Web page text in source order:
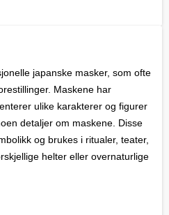
japanske masker, som ofte
Maskene har
ulike karakterer og figurer
detaljer om maskene. Disse
og brukes i ritualer, teater,
helter eller overnaturlige